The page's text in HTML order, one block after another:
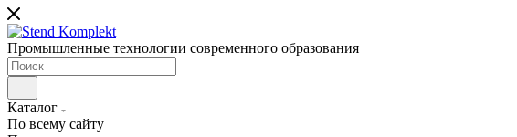
Промышленные технологии современного образования
Каталог
По всему сайту